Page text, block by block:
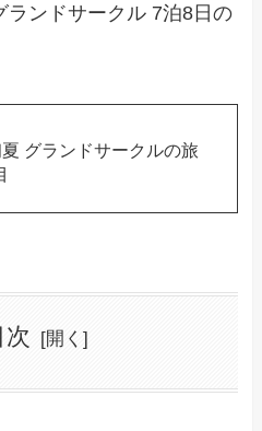
ンドサークル 7泊8日の
夏 グランドサークルの旅
次